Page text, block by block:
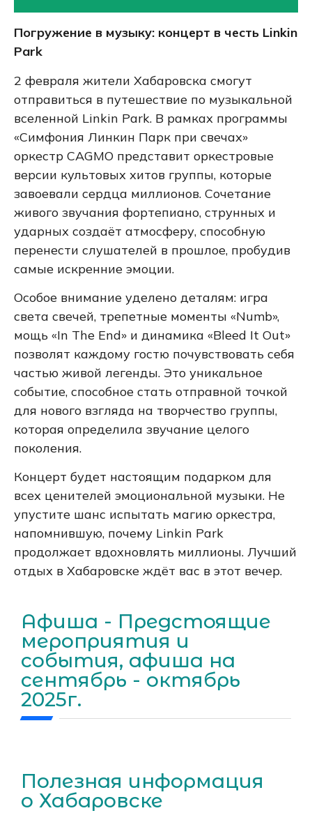
Погружение в музыку: концерт в честь Linkin
Park
2 февраля жители Хабаровска смогут
отправиться в путешествие по музыкальной
вселенной Linkin Park. В рамках программы
«Симфония Линкин Парк при свечах»
оркестр CAGMO представит оркестровые
версии культовых хитов группы, которые
завоевали сердца миллионов. Сочетание
живого звучания фортепиано, струнных и
ударных создаёт атмосферу, способную
перенести слушателей в прошлое, пробудив
самые искренние эмоции.
Особое внимание уделено деталям: игра
света свечей, трепетные моменты «Numb»,
мощь «In The End» и динамика «Bleed It Out»
позволят каждому гостю почувствовать себя
частью живой легенды. Это уникальное
событие, способное стать отправной точкой
для нового взгляда на творчество группы,
которая определила звучание целого
поколения.
Концерт будет настоящим подарком для
всех ценителей эмоциональной музыки. Не
упустите шанс испытать магию оркестра,
напомнившую, почему Linkin Park
продолжает вдохновлять миллионы. Лучший
отдых в Хабаровске ждёт вас в этот вечер.
Афиша - Предстоящие
мероприятия и
события, афиша на
сентябрь - октябрь
2025г.
Полезная информация
о Хабаровске